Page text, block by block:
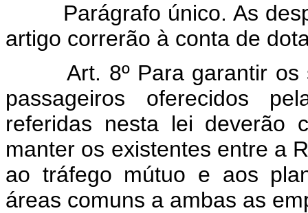
Parágrafo único. As
artigo correrão à conta de
Art. 8º Para garantir
passageiros oferecidos
referidas nesta lei deverão
manter os existentes entre a
ao tráfego mútuo e aos
áreas comuns a ambas as